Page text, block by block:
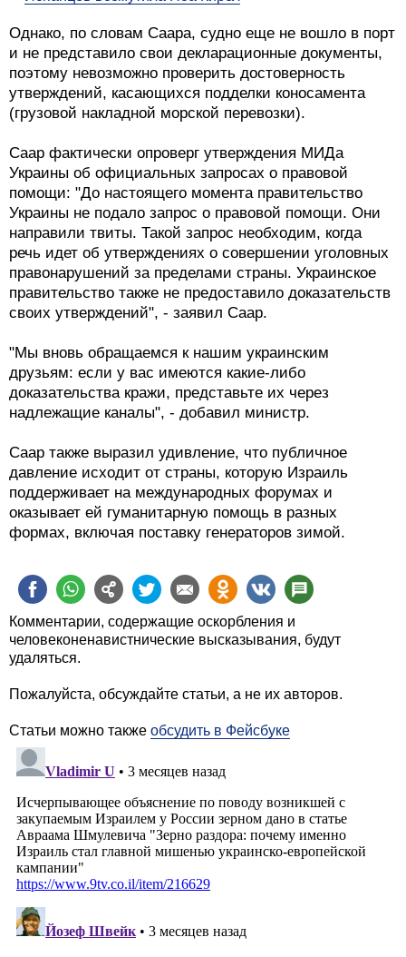
Однако, по словам Саара, судно еще не вошло в порт
и не представило свои декларационные документы,
поэтому невозможно проверить достоверность
утверждений, касающихся подделки коносамента
(грузовой накладной морской перевозки).
Саар фактически опроверг утверждения МИДа
Украины об официальных запросах о правовой
помощи: "До настоящего момента правительство
Украины не подало запрос о правовой помощи. Они
направили твиты. Такой запрос необходим, когда
речь идет об утверждениях о совершении уголовных
правонарушений за пределами страны. Украинское
правительство также не предоставило доказательств
своих утверждений", - заявил Саар.
"Мы вновь обращаемся к нашим украинским
друзьям: если у вас имеются какие-либо
доказательства кражи, представьте их через
надлежащие каналы", - добавил министр.
Саар также выразил удивление, что публичное
давление исходит от страны, которую Израиль
поддерживает на международных форумах и
оказывает ей гуманитарную помощь в разных
формах, включая поставку генераторов зимой.
Комментарии, содержащие оскорбления и
человеконенавистнические высказывания, будут
удаляться.
Пожалуйста, обсуждайте статьи, а не их авторов.
Статьи можно также обсудить в Фейсбуке